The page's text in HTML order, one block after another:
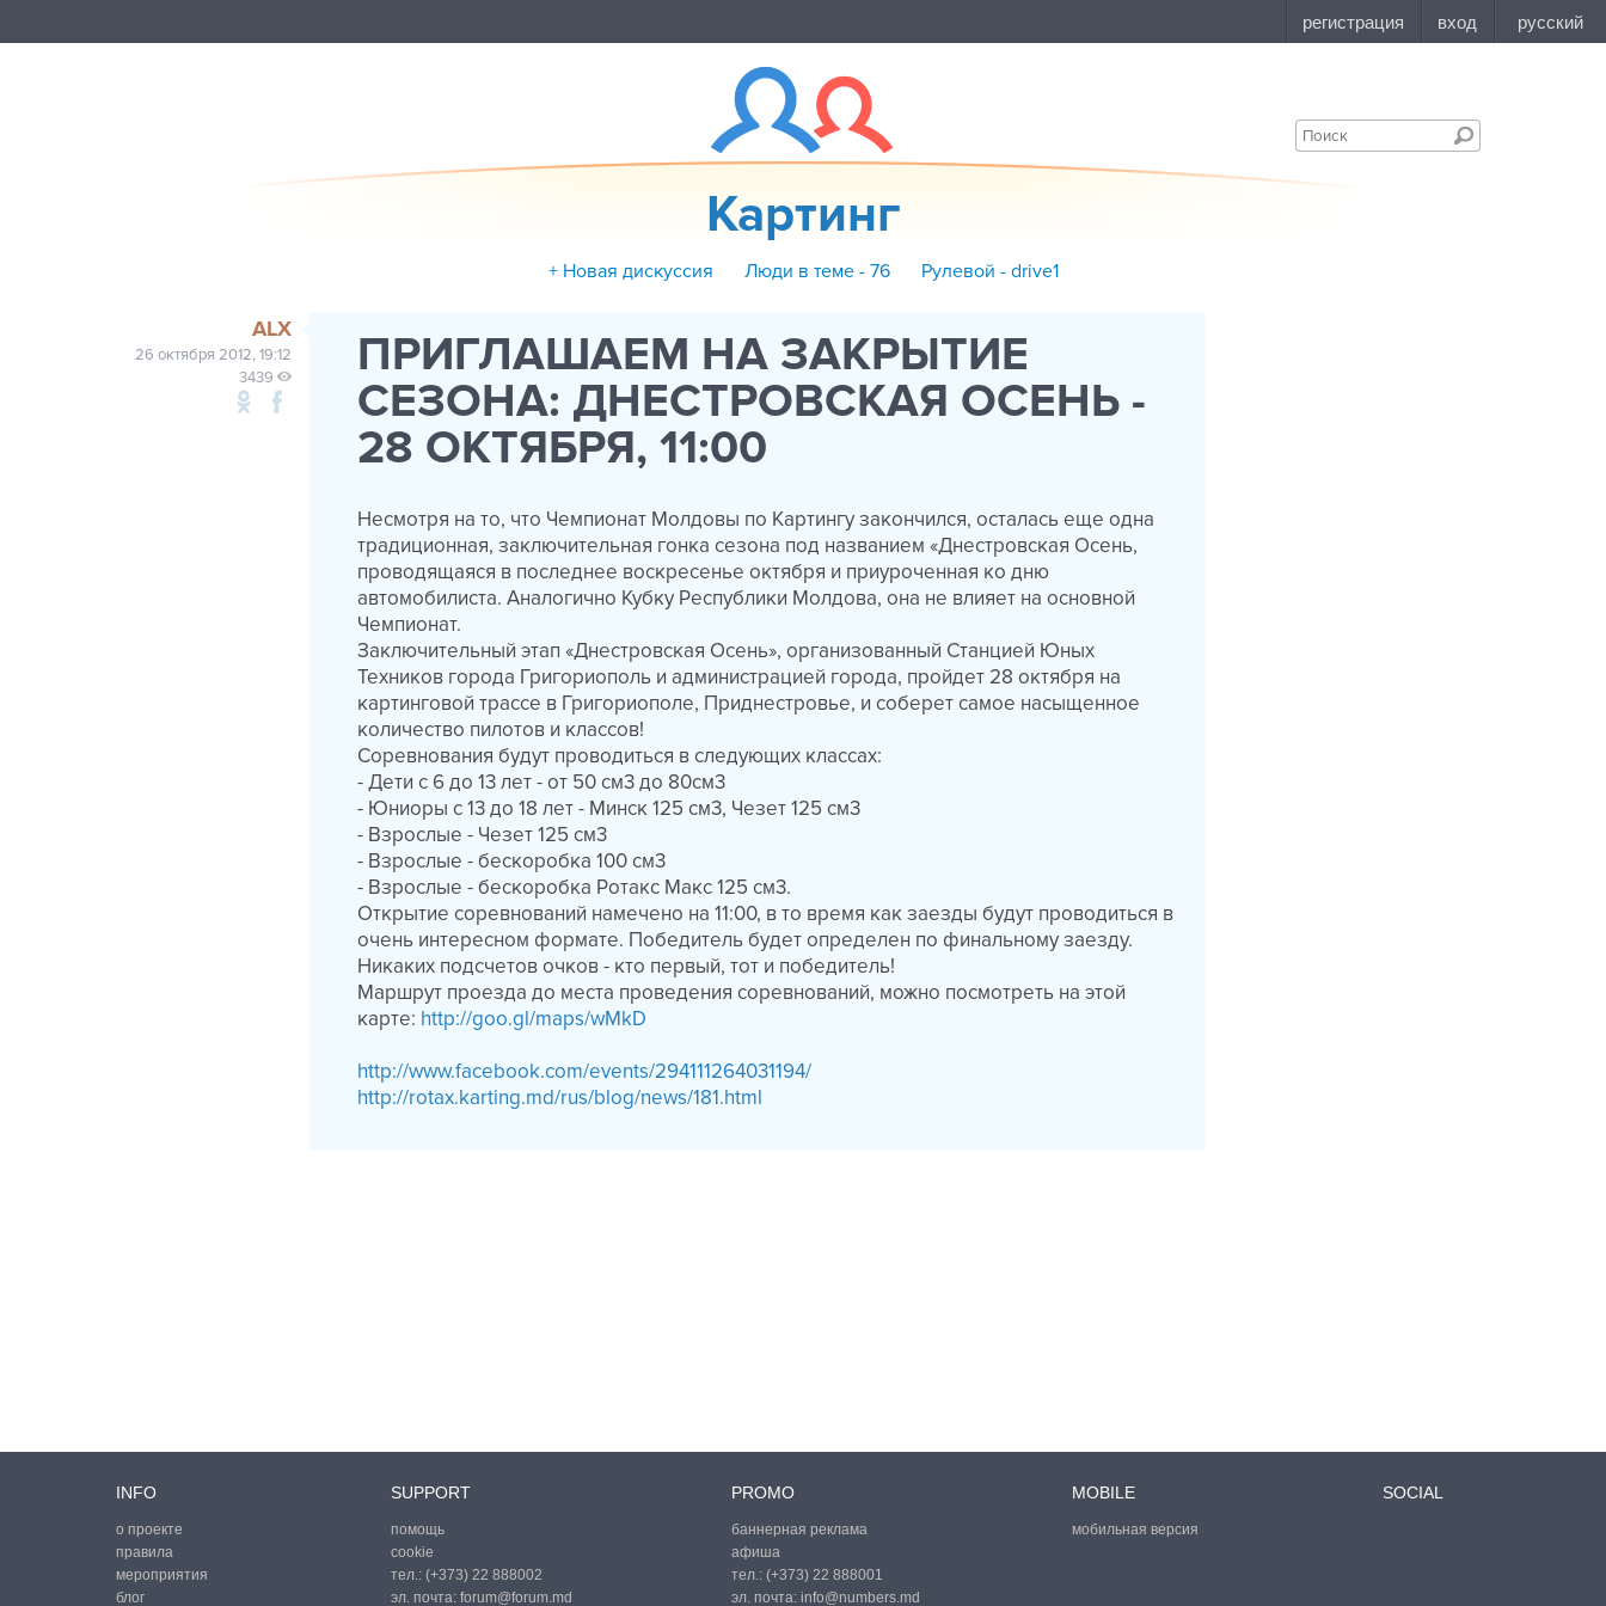
Картинг
+ Новая дискуссия Люди в теме - 76 Рулевой - drive1
ALX
26 октября 2012, 19:12
3439
ПРИГЛАШАЕМ НА ЗАКРЫТИЕ
СЕЗОНА: ДНЕСТРОВСКАЯ ОСЕНЬ -
28 ОКТЯБРЯ, 11:00
Несмотря на то, что Чемпионат Молдовы по Картингу закончился, осталась еще одна
традиционная, заключительная гонка сезона под названием «Днестровская Осень,
проводящаяся в последнее воскресенье октября и приуроченная ко дню
автомобилиста. Аналогично Кубку Республики Молдова, она не влияет на основной
Чемпионат.
Заключительный этап «Днестровская Осень», организованный Станцией Юных
Техников города Григориополь и администрацией города, пройдет 28 октября на
картинговой трассе в Григориополе, Приднестровье, и соберет самое насыщенное
количество пилотов и классов!
Соревнования будут проводиться в следующих классах:
- Дети с 6 до 13 лет - от 50 см3 до 80см3
- Юниоры с 13 до 18 лет - Минск 125 см3, Чезет 125 см3
- Взрослые - Чезет 125 см3
- Взрослые - бескоробка 100 см3
- Взрослые - бескоробка Ротакс Макс 125 см3.
Открытие соревнований намечено на 11:00, в то время как заезды будут проводиться в
очень интересном формате. Победитель будет определен по финальному заезду.
Никаких подсчетов очков - кто первый, тот и победитель!
Маршрут проезда до места проведения соревнований, можно посмотреть на этой
карте: http://goo.gl/maps/wMkD
http://www.facebook.com/events/294111264031194/
http://rotax.karting.md/rus/blog/news/181.html
INFO
о проекте
правила
мероприятия
блог
SUPPORT
помощь
cookie
тел.: (+373) 22 888002
эл. почта: forum@forum.md
PROMO
баннерная реклама
афиша
тел.: (+373) 22 888001
эл. почта: info@numbers.md
MOBILE
мобильная версия
SOCIAL